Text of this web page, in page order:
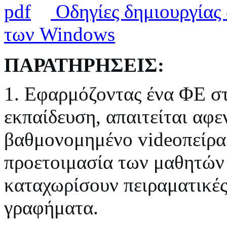
Οδηγίες
των Windows
ΠΑΡΑΤΗΡΗΣΕΙΣ:
1. Εφαρμόζοντας ένα ΦΕ
εκπαίδευση, απαιτείται
βαθμονομημένο
προετοιμασία των
καταχωρίσουν
γραφήματα.